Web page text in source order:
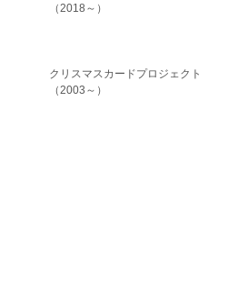
（2018～
クリスマスカードプロジェクト
（2003～）